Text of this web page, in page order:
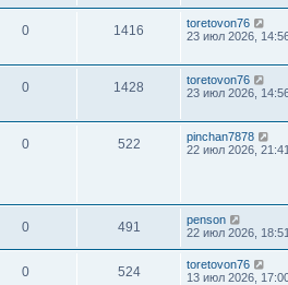
0 1416
toretovon76
23 июл 2026,
0 1428
toretovon76
23 июл 2026,
0 522
pinchan7878
22 июл 2026, 21:41
0 491
penson
22 июл 2026, 18:51
0 524
toretovon76
13 июл 2026,